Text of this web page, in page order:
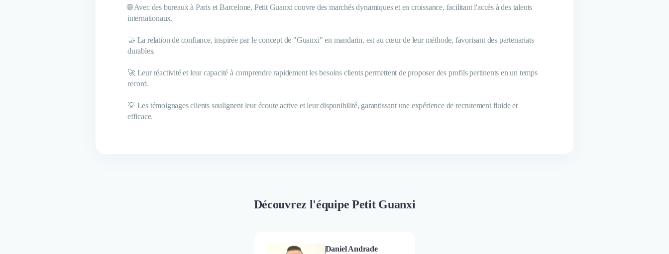
🌐 Avec des bureaux à Paris et Barcelone, Petit Guanxi couvre des marchés dynamiques et en croissance, facilitant l'accès à des talents
internationaux.
🤝 La relation de confiance, inspirée par le concept de "Guanxi" en mandarin, est au cœur de leur méthode, favorisant des partenariats
durables.
🚀 Leur réactivité et leur capacité à comprendre rapidement les besoins clients permettent de proposer des profils pertinents en un temps
record.
💡 Les témoignages clients soulignent leur écoute active et leur disponibilité, garantissant une expérience de recrutement fluide et
efficace.
Découvrez l'équipe Petit Guanxi
Daniel Andrade